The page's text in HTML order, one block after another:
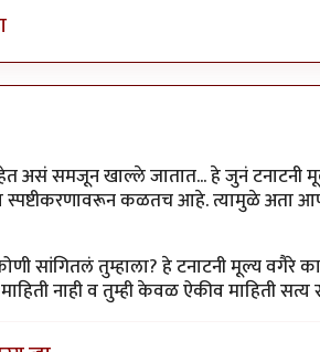
अत्रुप्त आत्मा
असं समजून खाल्ले जातात... हे जुनं टनाटनी
कळतच आहे. त्यामुळे अता
सांगितलं तुम्हाला? हे टनाटनी मूल्य
नाही व तुम्ही केवळ ऐकीव माहिती